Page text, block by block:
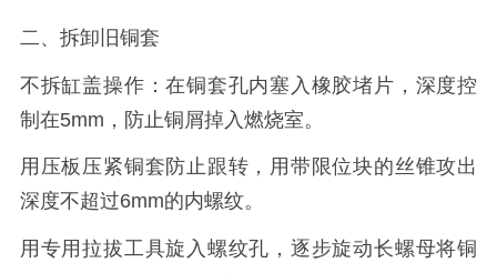
二、拆卸旧铜套
不拆缸盖操作：在铜套孔内塞入橡胶堵片，深度控
制在‌5mm‌，防止铜屑掉入燃烧室。
用压板压紧铜套防止跟转，用带限位块的丝锥攻出
深度不超过‌6mm‌的内螺纹。
用专用拉拔工具旋入螺纹孔，逐步旋动长螺母将铜